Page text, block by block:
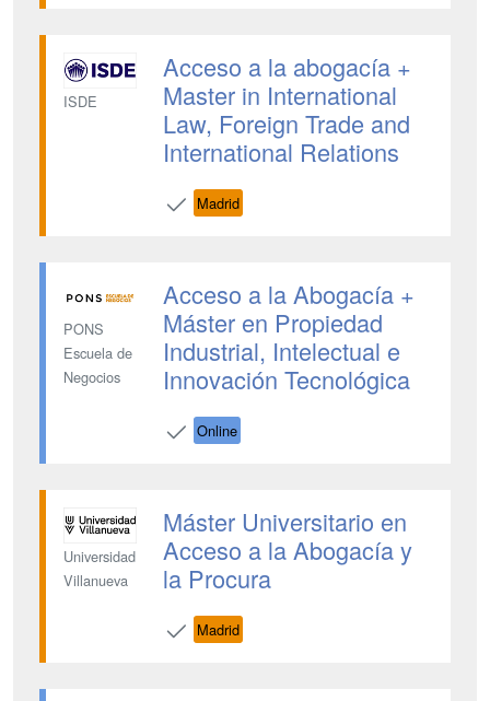
ISDE
Acceso a la abogacía +
Master in International
Law, Foreign Trade and
International Relations
Madrid
PONS
Escuela de
Negocios
Acceso a la Abogacía +
Máster en Propiedad
Industrial, Intelectual e
Innovación Tecnológica
Online
Universidad
Villanueva
Máster Universitario en
Acceso a la Abogacía y
la Procura
Madrid